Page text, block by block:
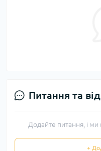
Питання та
Додайте питання, і
+